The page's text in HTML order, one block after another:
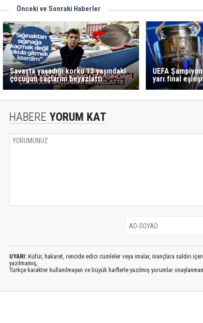
Önceki ve Sonraki Haberler
Savaşta yaşadığı korku 13 yaşındaki
çocuğun saçlarını beyazlattı
UEFA
yarı final
HABERE YORUM KAT
UYARI: Küfür, hakaret, rencide edici cümleler veya imalar, inançlara saldırı
yazılmamış,
Türkçe karakter kullanılmayan ve büyük harflerle yazılmış yorumlar